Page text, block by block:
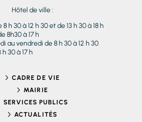
Hôtel de ville :
8 h 30 à 12 h 30 et de 13 h 30 à 18 h
8h30 à 17 h
au vendredi de 8 h 30 à 12 h 30
h 30 à 17 h
CADRE DE VIE
MAIRIE
SERVICES PUBLICS
ACTUALITÉS